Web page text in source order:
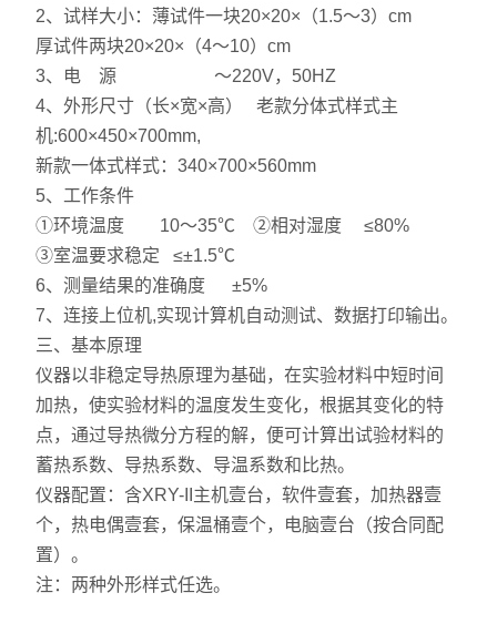
2、试样大小：薄试件一块20×20×（1.5～3）cm
厚试件两块20×20×（4～10）cm
3、电 源 ～220V，50HZ
4、外形尺寸（长×宽×高） 老款分体式样式主
机:600×450×700mm,
新款一体式样式：340×700×560mm
5、工作条件
①环境温度 10～35℃ ②相对湿度 ≤80%
③室温要求稳定 ≤±1.5℃
6、测量结果的准确度 ±5%
7、连接上位机,实现计算机自动测试、数据打印输出。
三、基本原理
仪器以非稳定导热原理为基础，在实验材料中短时间
加热，使实验材料的温度发生变化，根据其变化的特
点，通过导热微分方程的解，便可计算出试验材料的
蓄热系数、导热系数、导温系数和比热。
仪器配置：含XRY-II主机壹台，软件壹套，加热器壹
个，热电偶壹套，保温桶壹个，电脑壹台（按合同配
置）。
注：两种外形样式任选。